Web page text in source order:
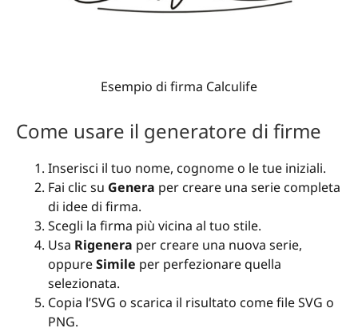
Esempio di firma Calculife
Come usare il generatore di firme
Inserisci il tuo nome, cognome o le tue iniziali.
Fai clic su Genera per creare una serie completa
di idee di firma.
Scegli la firma più vicina al tuo stile.
Usa Rigenera per creare una nuova serie,
oppureSimile per perfezionare quella
selezionata.
Copia l’SVG o scarica il risultato come file SVG o
PNG.